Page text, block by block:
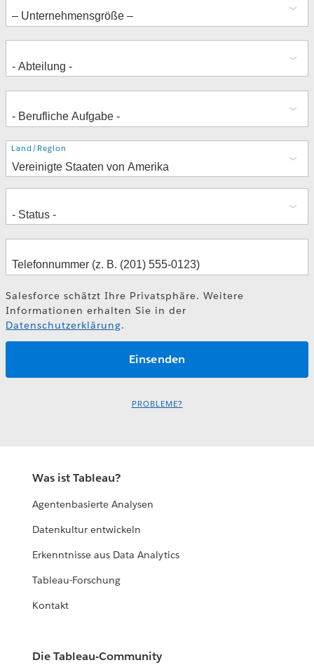
Adresse
Land/Region
Salesforce schätzt Ihre Privatsphäre. Weitere
Informationen erhalten Sie in der
Datenschutzerklärung.
PROBLEME?
Was ist Tableau?
Agentenbasierte Analysen
Datenkultur entwickeln
Erkenntnisse aus Data Analytics
Tableau-Forschung
Kontakt
Die Tableau-Community